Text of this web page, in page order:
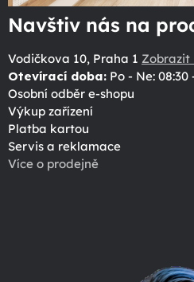
Navštiv nás na
Vodičkova 10, Praha 1 Zobrazit
Otevírací doba: Po - Ne: 08:30
Osobní odběr e-shopu
Výkup zařízení
Platba kartou
Servis a reklamace
Více o prodejně